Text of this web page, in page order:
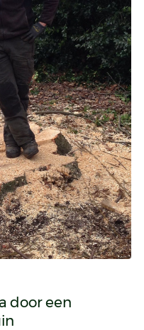
door een